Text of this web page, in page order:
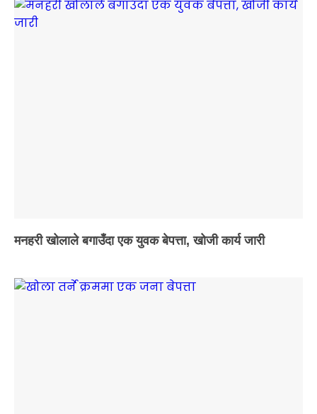
मनहरी खोलाले बगाउँदा एक युवक बेपत्ता, खोजी कार्य जारी